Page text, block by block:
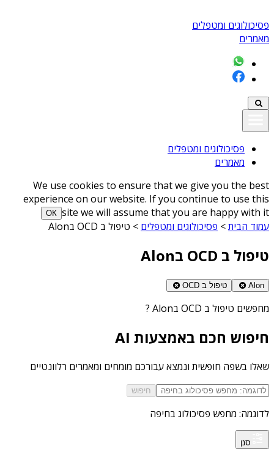
פסיכולוגים ומטפלים
מאמרים
פסיכולוגים ומטפלים
מאמרים
We use cookies to ensure that we give you the best
experience on our website. If you continue to use this
site we will assume that you are happy with it
ОК
עמוד הבית> פסיכולוגים ומטפלים > טיפול ב OCD בAlon
טיפול ב OCD בAlon
Alon טיפול ב OCD
מחפשים טיפול ב OCD בAlon ?
חיפוש חכם באמצעות AI
שאלו בשפה חופשית ונמצא עבורכם מומחים ומאמרים רלוונטיים
חיפוש
לדוגמה: מחפש פסיכולוג בחיפה
סנן